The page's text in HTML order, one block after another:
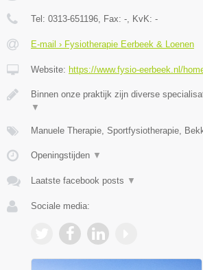
Tel: 0313-651196 , Fax: - , KvK: -
E-mail › Fysiotherapie Eerbeek & Loenen
Website: https://www.fysio-eerbeek.nl/
Binnen onze praktijk zijn diverse
▼
Manuele Therapie, Sportfysiotherapie,
Openingstijden ▼
Laatste facebook posts ▼
Sociale media: